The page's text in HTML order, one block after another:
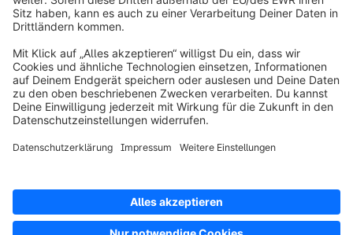
Lösungen
Partner
Entwickler
Ressourcen
DatenschutzImpressumDigital Services Act (DSA)